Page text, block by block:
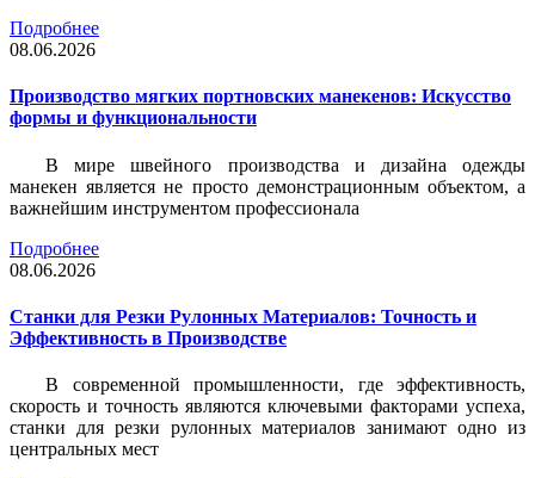
Подробнее
08.06.2026
Производство мягких портновских манекенов: Искусство
формы и функциональности
В мире швейного производства и дизайна одежды
манекен является не просто демонстрационным объектом, а
важнейшим инструментом профессионала
Подробнее
08.06.2026
Станки для Резки Рулонных Материалов: Точность и
Эффективность в Производстве
В современной промышленности, где эффективность,
скорость и точность являются ключевыми факторами успеха,
станки для резки рулонных материалов занимают одно из
центральных мест